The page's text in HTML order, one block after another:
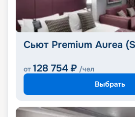
Сьют Premium Aurea
от 128 754 ₽ /чел
Выбрать